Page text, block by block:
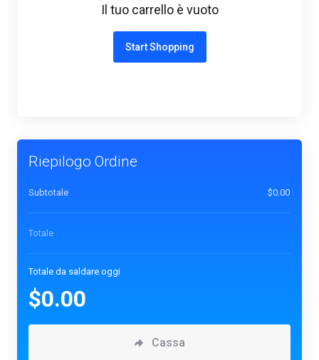
Il tuo carrello è vuoto
Start Shopping
Riepilogo Ordine
Subtotale $0.00
Totale
Totale da saldare oggi
$0.00
Cassa